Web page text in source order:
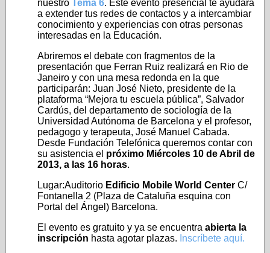
nuestro Tema 6. Este evento presencial te ayudará
a extender tus redes de contactos y a intercambiar
conocimiento y experiencias con otras personas
interesadas en la Educación.
Abriremos el debate con fragmentos de la
presentación que Ferran Ruiz realizará en Rio de
Janeiro y con una mesa redonda en la que
participarán: Juan José Nieto, presidente de la
plataforma “Mejora tu escuela pública”, Salvador
Cardús, del departamento de sociología de la
Universidad Autónoma de Barcelona y el profesor,
pedagogo y terapeuta, José Manuel Cabada.
Desde Fundación Telefónica queremos contar con
su asistencia el próximo Miércoles 10 de Abril de
2013, a las 16 horas.
Lugar:Auditorio Edificio Mobile World Center C/
Fontanella 2 (Plaza de Cataluña esquina con
Portal del Ángel) Barcelona.
El evento es gratuito y ya se encuentra abierta la
inscripción hasta agotar plazas. Inscríbete aquí.